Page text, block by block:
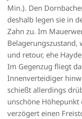
Min.). Den
deshalb legen sie in
Zahn zu. Im
und retour, ehe
Im Gegenzug fliegt
Innenverteidiger
schießt allerdings
unschöne Höhepunkt
verzögert einen